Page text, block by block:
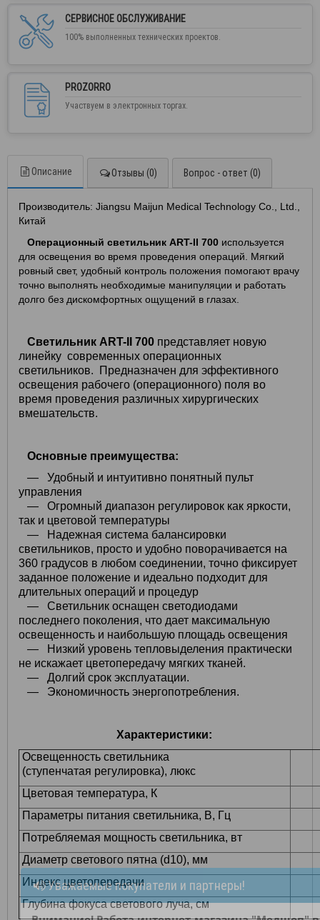
СЕРВИСНОЕ ОБСЛУЖИВАНИЕ
100% выполненных технических проектов.
PROZORRO
Участвуем в электронных торгах.
Описание Отзывы (0) Вопрос - ответ (0)
Производитель: Jiangsu Maijun Medical Technology Co., Ltd.,
Китай
Операционный светильник ART-II 700 используется
для освещения во время проведения операций. Мягкий
ровный свет, удобный контроль положения помогают врачу
точно выполнять необходимые манипуляции и работать
долго без дискомфортных ощущений в глазах.
Светильник ART-II 700 представляет новую
линейку современных операционных
светильников. Предназначен для эффективного
освещения рабочего (операционного) поля во
время проведения различных хирургических
вмешательств.
Основные преимущества:
— Удобный и интуитивно понятный пульт
управления
— Огромный диапазон регулировок как яркости,
так и цветовой температуры
— Надежная система балансировки
светильников, просто и удобно поворачивается на
360 градусов в любом соединении, точно фиксирует
заданное положение и идеально подходит для
длительных операций и процедур
— Светильник оснащен светодиодами
последнего поколения, что дает максимальную
освещенность и наибольшую площадь освещения
— Низкий уровень тепловыделения практически
не искажает цветопередачу мягких тканей.
— Долгий срок эксплуатации.
— Экономичность энергопотребления.
Характеристики:
Освещенность светильника
(ступенчатая регулировка), люкс
Цветовая температура, К
Параметры питания светильника, В, Гц
Потребляемая мощность светильника, вт
Диаметр светового пятна (d10), мм
Индекс цветопередачи
Глубина фокуса светового луча, см
Уважаемые покупатели и партнеры!